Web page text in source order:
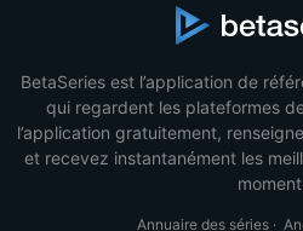
BetaSeries est l’application de
qui regardent les plateformes
l’application gratuitement,
et recevez instantanément les
Annuaire des séries·